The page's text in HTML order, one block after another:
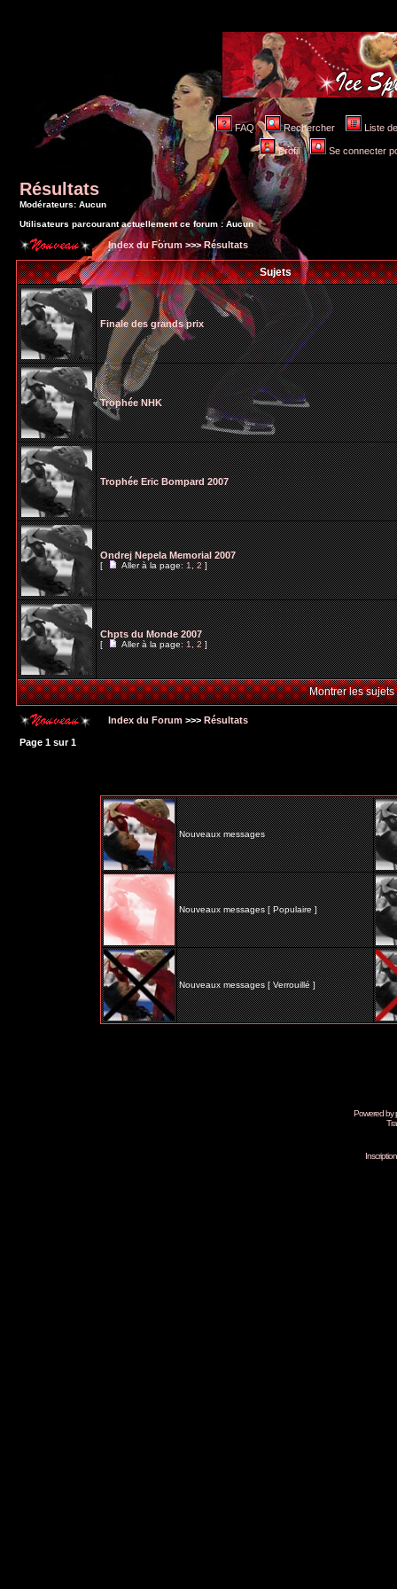
FAQ Rechercher Liste
Profil Se connecter
Résultats
Modérateurs: Aucun
Utilisateurs parcourant actuellement ce forum : Aucun
Index du Forum >>>Résultats
Sujets
Finale des grands prix
Trophée NHK
Trophée Eric Bompard 2007
Ondrej Nepela Memorial 2007
[ Aller à la page:1,2]
Chpts du Monde 2007
[ Aller à la page:1,2]
Montrer les
Index du Forum >>> Résultats
Page 1 sur1
Nouveaux messages
Nouveaux messages [ Populaire ]
Nouveaux messages [ Verrouillé ]
Powered by